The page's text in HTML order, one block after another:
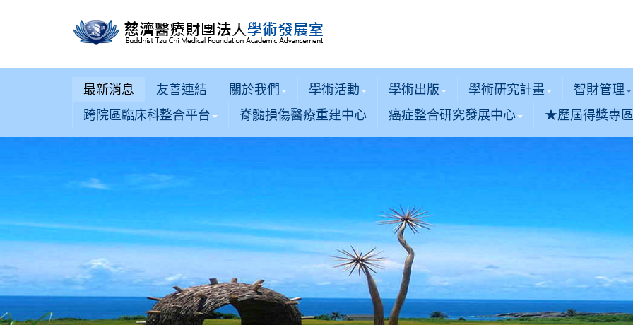
最新消息 友善連結 關於我們 學術活動 學術出版 學術研究計畫
智財管理
跨院區臨床科整合平台
脊髓損傷醫療重建中心 癌症整合研究發展中心 ★歷屆得獎專區